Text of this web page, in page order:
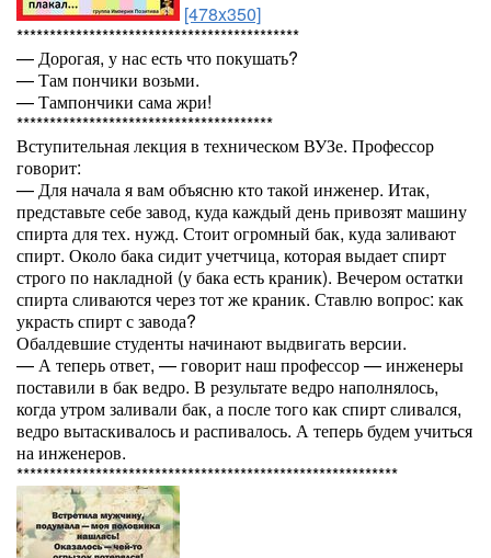
[478x350]
*******************************************
— Дорогая, у нас есть что покушать?
— Там пончики возьми.
— Тампончики сама жри!
***************************************
Вступительная лекция в техническом ВУЗе. Профессор
говорит:
— Для начала я вам объясню кто такой инженер. Итак,
представьте себе завод, куда каждый день привозят машину
спирта для тех. нужд. Стоит огромный бак, куда заливают
спирт. Около бака сидит учетчица, которая выдает спирт
строго по накладной (у бака есть краник). Вечером остатки
спирта сливаются через тот же краник. Ставлю вопрос: как
украсть спирт с завода?
Обалдевшие студенты начинают выдвигать версии.
— А теперь ответ, — говорит наш профессор — инженеры
поставили в бак ведро. В результате ведро наполнялось,
когда утром заливали бак, а после того как спирт сливался,
ведро вытаскивалось и распивалось. А теперь будем учиться
на инженеров.
**********************************************************